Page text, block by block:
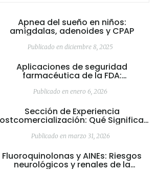
Apnea del sueño en niños:
amígdalas, adenoides y CPAP
Publicado en diciembre 8, 2025
Aplicaciones de seguridad
farmacéutica de la FDA:
información sobre efectos
Publicado en enero 6, 2026
Sección de Experiencia
Qué Significan
Etiquetado
Publicado en marzo 31, 2026
Fluoroquinolonas y AINEs: Riesgos
neurológicos y renales de la